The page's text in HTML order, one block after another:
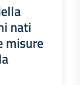
nati
misure